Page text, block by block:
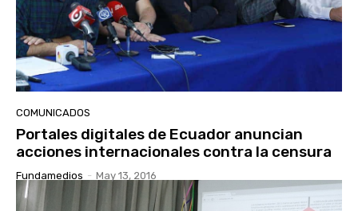
COMUNICADOS
Portales digitales de Ecuador anuncian
acciones internacionales contra la censura
Fundamedios - May 13, 2016